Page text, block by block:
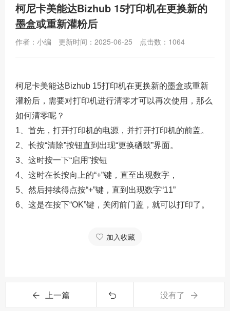
柯尼卡美能达Bizhub 15打印机在更换新的
墨盒或重新灌粉后
作者：小编 更新时间：2025-06-25 点击数： 1064
柯尼卡美能达Bizhub 15打印机在更换新的墨盒或重新
灌粉后 ，需要对打印机进行清零才可以再次使用，那么
如何清零呢？
1、首先，打开打印机的电源，并打开打印机的前盖。
2、长按“清除”按钮直到出现“更换硒鼓”界面。
3、这时按一下“启用”按钮
4、这时在长按向上的“+”键，直至出现数字，
5、然后持续得点按“+”键，直到出现数字“11”
6、这是在按下“OK”键，关闭前门盖，就可以打印了。
加入收藏
上一篇 没有了